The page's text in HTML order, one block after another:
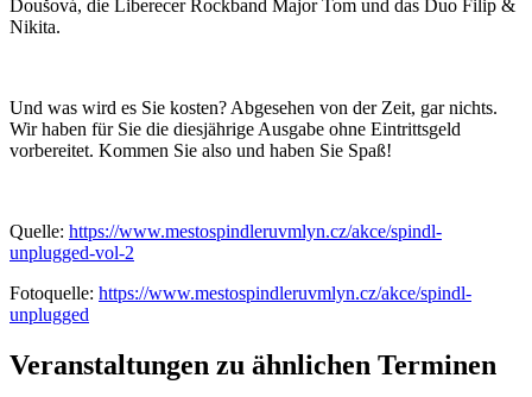
Doušová, die Liberecer Rockband Major Tom und das Duo Filip &
Nikita.
Und was wird es Sie kosten? Abgesehen von der Zeit, gar nichts.
Wir haben für Sie die diesjährige Ausgabe ohne Eintrittsgeld
vorbereitet. Kommen Sie also und haben Sie Spaß!
Quelle: https://www.mestospindleruvmlyn.cz/akce/spindl-
unplugged-vol-2
Fotoquelle: https://www.mestospindleruvmlyn.cz/akce/spindl-
unplugged
Veranstaltungen zu ähnlichen Terminen